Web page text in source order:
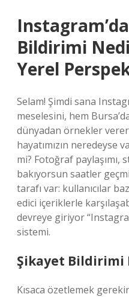
Bildirimi
Yerel
Selam! Şimdi sana
meselesini, hem
dünyadan örnekler
hayatımızın neredeyse
mi? Fotoğraf paylaşımı,
bakıyorsun saatler
tarafı var: kullanıcılar
edici içeriklerle
devreye giriyor
sistemi.
Şikayet Bildirimi
Kısaca özetlemek